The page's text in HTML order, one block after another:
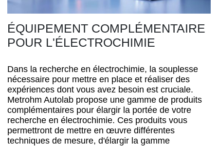
ÉQUIPEMENT COMPLÉMENTAIRE
POUR L'ÉLECTROCHIMIE
Dans la recherche en électrochimie, la souplesse
nécessaire pour mettre en place et réaliser des
expériences dont vous avez besoin est cruciale.
Metrohm Autolab propose une gamme de produits
complémentaires pour élargir la portée de votre
recherche en électrochimie. Ces produits vous
permettront de mettre en œuvre différentes
techniques de mesure, d'élargir la gamme